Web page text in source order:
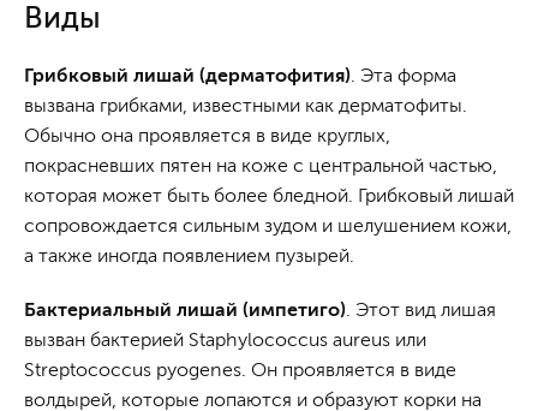
Виды
Грибковый лишай (дерматофития) . Эта форма
вызвана грибками, известными как дерматофиты.
Обычно она проявляется в виде круглых,
покрасневших пятен на коже с центральной частью,
которая может быть более бледной. Грибковый лишай
сопровождается сильным зудом и шелушением кожи,
а также иногда появлением пузырей.
Бактериальный лишай (импетиго) . Этот вид лишая
вызван бактерией Staphylococcus aureus или
Streptococcus pyogenes. Он проявляется в виде
волдырей, которые лопаются и образуют корки на